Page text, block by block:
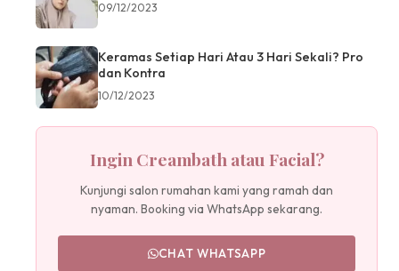
09/12/2023
Keramas Setiap Hari Atau 3 Hari Sekali? Pro
dan Kontra
10/12/2023
Ingin Creambath atau Facial?
Kunjungi salon rumahan kami yang ramah dan
nyaman. Booking via WhatsApp sekarang.
CHAT WHATSAPP